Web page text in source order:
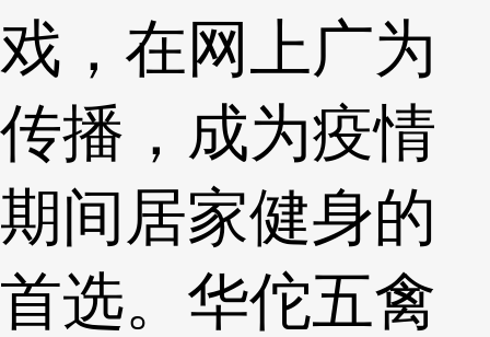
戏，在网上广为
传播，成为疫情
期间居家健身的
首选。华佗五禽